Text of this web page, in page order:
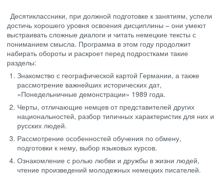
Десятиклассники, при должной подготовке к занятиям, успели
достичь хорошего уровня освоения дисциплины – они умеют
выстраивать сложные диалоги и читать немецкие тексты с
пониманием смысла. Программа в этом году продолжит
набирать обороты и раскроет перед подростками такие
разделы:
Знакомство с географической картой Германии, а также
рассмотрение важнейших исторических дат,
«Понедельничные демонстрации» 1989 года.
Черты, отличающие немцев от представителей других
национальностей, разбор типичных характеристик для них и
русских людей.
Рассмотрение особенностей обучения по обмену,
подготовки к нему, выбор языковых курсов.
Ознакомление с ролью любви и дружбы в жизни людей,
чтение произведений молодежных немецких писателей.